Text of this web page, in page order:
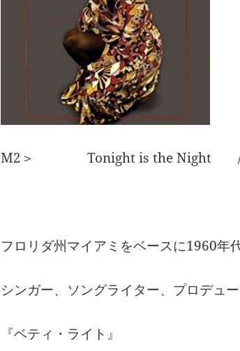
M2＞ Tonight is the Night /
フロリダ州マイアミをベースに1960年
シンガー、ソングライター、プロデュ
『ベティ・ライト』